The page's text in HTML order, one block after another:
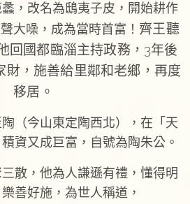
，改名為鴟夷子皮，開始耕作
大噪，成為當時首富！ 齊王聽
回國都臨淄主持政務，3年後
財，施善給里鄰和老鄉，再度
移居。
（今山東定陶西北），在「天
資又成巨富，自號為陶朱公。
散，他為人謙遜有禮，懂得明
善好施，為世人稱道，